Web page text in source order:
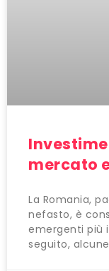
mercato
La Romania,
nefasto, è
emergenti più
seguito,